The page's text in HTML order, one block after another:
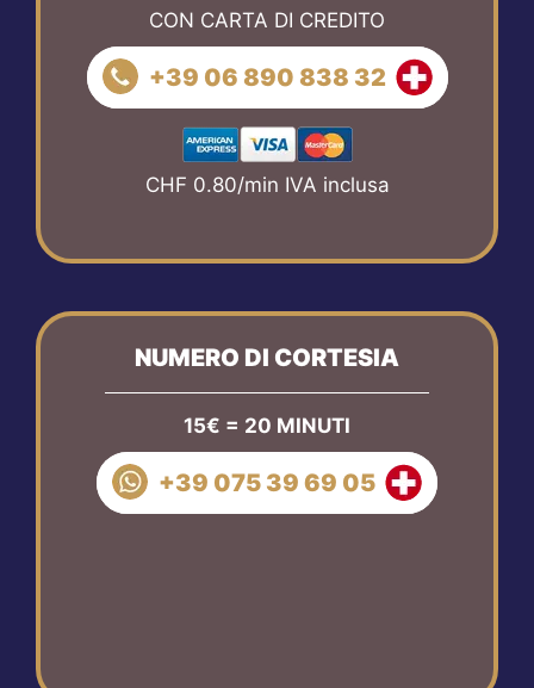
CON CARTA DI CREDITO
+39 06 890 838 32
CHF 0.80/min IVA inclusa
NUMERO DI CORTESIA
15€ = 20 MINUTI
+39 075 39 69 05